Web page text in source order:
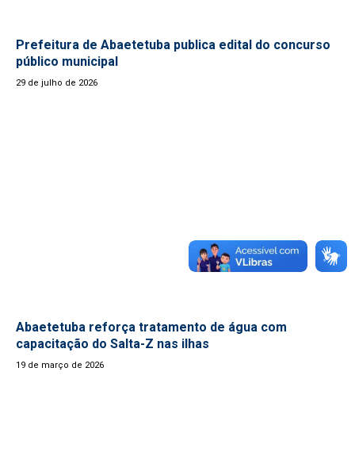
Prefeitura de Abaetetuba publica edital do concurso
público municipal
29 de julho de 2026
Abaetetuba reforça tratamento de água com
capacitação do Salta-Z nas ilhas
19 de março de 2026